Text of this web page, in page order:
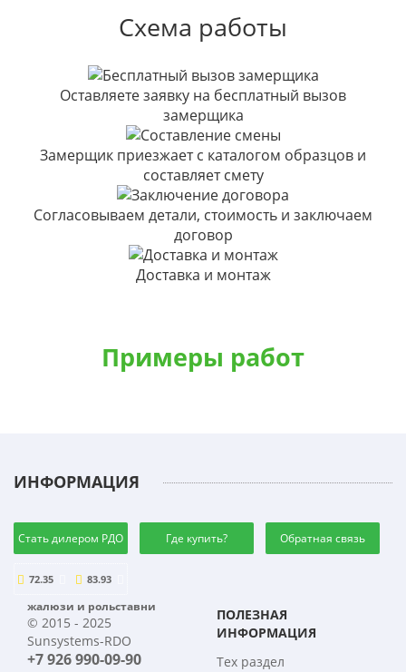
Схема работы
Оставляете заявку на бесплатный вызов
замерщика
Замерщик приезжает с каталогом образцов и
составляет смету
Согласовываем детали, стоимость и заключаем
договор
Доставка и монтаж
Примеры работ
ИНФОРМАЦИЯ
Стать дилером РДО Где купить? Обратная связь
72.35 83.93
жалюзи и рольставни
© 2015 - 2025
Sunsystems-RDO
+7 926 990-09-90
ПОЛЕЗНАЯ
ИНФОРМАЦИЯ
Тех раздел